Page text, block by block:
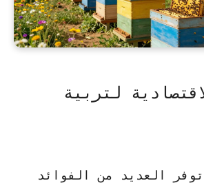
لتربية
العديد من الفوائد